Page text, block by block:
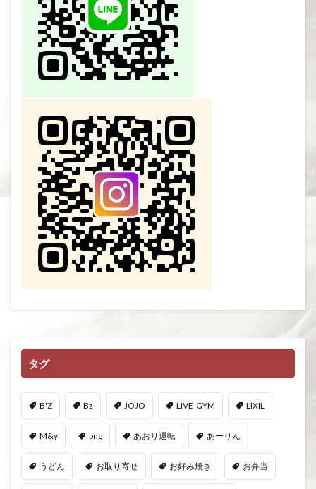
タグ
B'Z Bz JOJO LIVE-GYM LIXIL
M&y png あおり運転 あーりん
うどん お取り寄せ お好み焼き お弁当